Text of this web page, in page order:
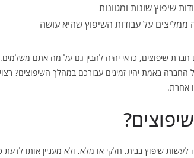
שיפוץ שונות ומגוונות
על עבודות השיפוץ שהיא עושה
שיפוצים, כדאי יהיה להבין גם על מה אתם
באמת יהיו זמינים עבורכם במהלך השיפוצים?
אחרת.
לעשות שיפוץ בבית, חלקי או מלא, ולא מעניין אותו